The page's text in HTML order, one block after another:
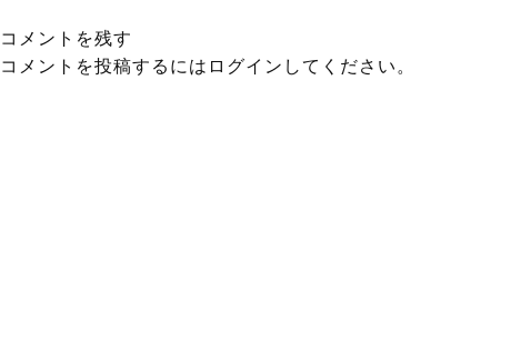
コメントを残す
コメントを投稿するには ログイン してください。